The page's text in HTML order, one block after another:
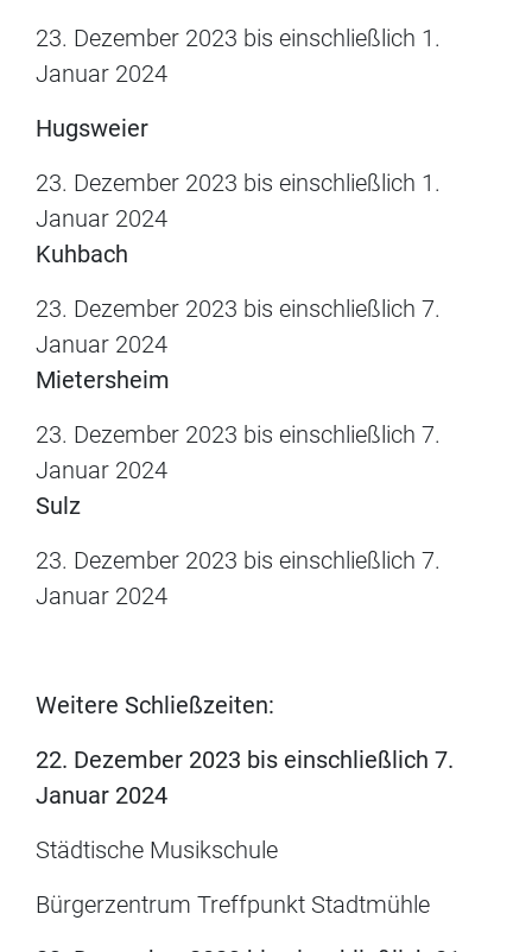
23. Dezember 2023 bis einschließlich 1.
Januar 2024
Hugsweier
23. Dezember 2023 bis einschließlich 1.
Januar 2024
Kuhbach
23. Dezember 2023 bis einschließlich 7.
Januar 2024
Mietersheim
23. Dezember 2023 bis einschließlich 7.
Januar 2024
Sulz
23. Dezember 2023 bis einschließlich 7.
Januar 2024
Weitere Schließzeiten:
22. Dezember 2023 bis einschließlich 7.
Januar 2024
Städtische Musikschule
Bürgerzentrum Treffpunkt Stadtmühle